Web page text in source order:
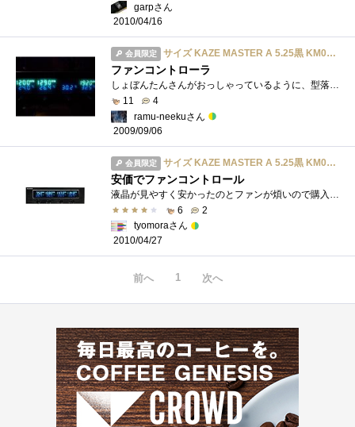
garpさん
2010/04/16
会員限定 サイズ KAZE MASTER A 5.25黒 KM02-BK
ファンコントローラ
しょぼんたんさんがおっしゃっているように、型落ち製品ではありますが、KamaServerのような機能の必要の無い方であれば、これで十分かと思いま�...
11
4
ramu-neekuさん
2009/09/06
会員限定 サイズ KAZE MASTER A 5.25黒 KM02-BK
安価でファンコントロール
液晶が見やすく安かったのとファンが煩いので購入しました。最大4ch 1ｃｈに付き12Wまでのファンに対応しています。電圧制御でファン速度をコ�...
6
2
tyomoraさん
2010/04/27
前へ 1 次へ